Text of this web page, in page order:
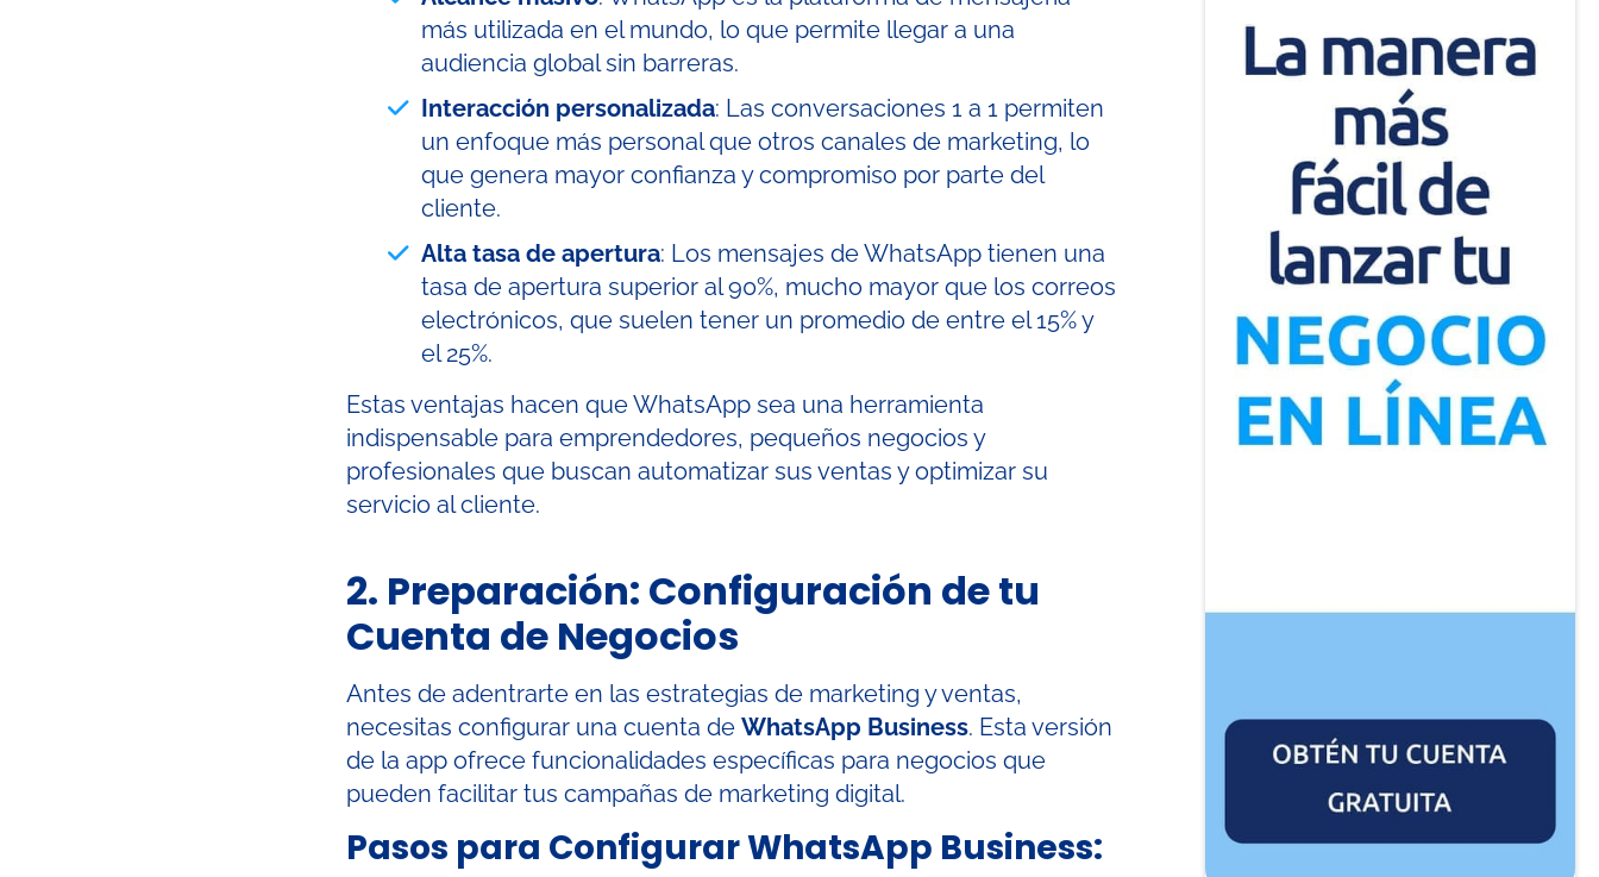
más utilizada en el mundo, lo que permite llegar a una
audiencia global sin barreras.
Interacción personalizada: Las conversaciones 1 a 1 permiten
un enfoque más personal que otros canales de marketing, lo
que genera mayor confianza y compromiso por parte del
cliente.
Alta tasa de apertura: Los mensajes de WhatsApp tienen una
tasa de apertura superior al 90%, mucho mayor que los correos
electrónicos, que suelen tener un promedio de entre el 15% y
el 25%.
Estas ventajas hacen que WhatsApp sea una herramienta
indispensable para emprendedores, pequeños negocios y
profesionales que buscan automatizar sus ventas y optimizar su
servicio al cliente.
2. Preparación: Configuración de tu
Cuenta de Negocios
Antes de adentrarte en las estrategias de marketing y ventas,
necesitas configurar una cuenta de WhatsApp Business. Esta versión
de la app ofrece funcionalidades específicas para negocios que
pueden facilitar tus campañas de marketing digital.
Pasos para Configurar WhatsApp Business: